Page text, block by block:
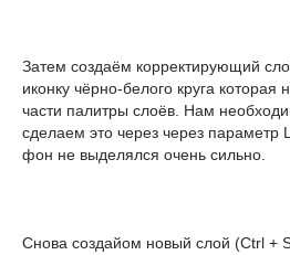
Затем создаём корректирующий
иконку чёрно-белого круга которая
части палитры слоёв. Нам
сделаем это через через параметр
фон не выделялся очень сильно.
Снова создайом новый слой (Ctrl +